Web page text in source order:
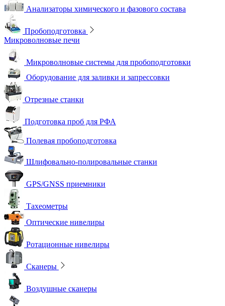
Анализаторы химического и фазового состава
Пробоподготовка
Микроволновые печи
Микроволновые системы для пробоподготовки
Оборудование для заливки и запрессовки
Отрезные станки
Подготовка проб для РФА
Полевая пробоподготовка
Шлифовально-полировальные станки
GPS/GNSS приемники
Тахеометры
Оптические нивелиры
Ротационные нивелиры
Сканеры
Воздушные сканеры